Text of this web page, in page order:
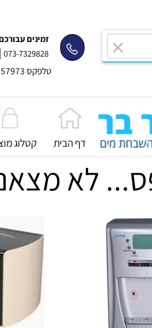
זמינים עבורכם
073-7329828
|
טלפקס 03-5257973
דף הבית קטלוג מוצרים
לא